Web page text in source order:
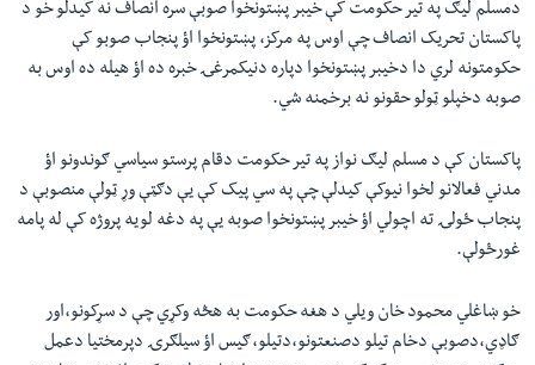
دمسلم لیګ په تیر حکومت کې خیبر پښتونخوا صوبې سره انصاف نه کیدلو خو د
پاکستان تحریک انصاف چې اوس په مرکز، پښتونخوا اؤ پنجاب صوبو کې
حکومتونه لري دا دخیبر پښتونخوا دپاره دنیکمرغۍ خبره ده اؤ هیله ده اوس به
صوبه دخپلو ټولو حقونو نه برخمنه شي.
پاکستان کې د مسلم لیګ نواز په تیر حکومت دقام پرستو سیاسي ګوندونو اؤ
مدني فعالانو لخوا نیوکې کیدلې چې په سي پیک کې یې دګټې وړ ټولې منصوبې د
پنجاب ځولۍ ته اچولي اؤ خیبر پښتونخوا صوبه یې په دغه لویه پروژه کې له پامه
غورځولې.
خو ښاغلي محمود خان ویلي د هغه حکومت به هڅه وکړي چې د سړکونو،اور
ګاډي،دصوبې دخام تیلو دصنعتونو،دتیلو،ګیس اؤ سیلګرۍ دپرمختیا دعمل